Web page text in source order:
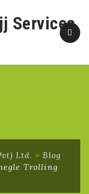
Ltd. > Blog
Trolling